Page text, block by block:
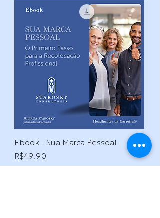
Ebook - Sua Marca Pessoal
Price
R$49.90